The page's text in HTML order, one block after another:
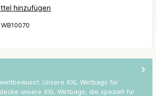
hinzufügen
WB10070
Unsere XXL Wetbags für
unsere XXL Wetbags, die speziell für